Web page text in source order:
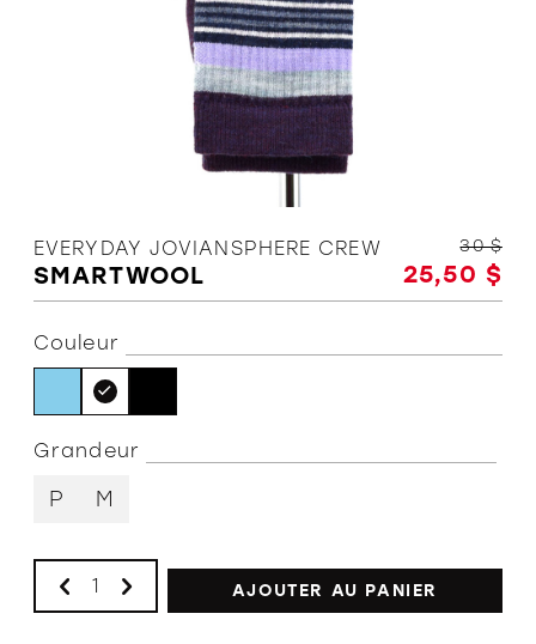
L'équipe
Politiques et conditions d'achat
EVERYDAY JOVIANSPHERE CREW
SMARTWOOL 25,50 $
30 $
Couleur
Grandeur
P M
AJOUTER AU PANIER